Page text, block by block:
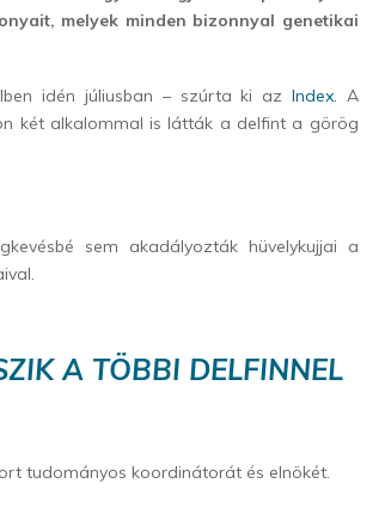
melyek minden bizonnyal genetikai
idén júliusban – szúrta ki az Index. A
két alkalommal is látták a delfint a görög
sem akadályozták hüvelykujjai a
A TÖBBI DELFINNEL
tudományos koordinátorát és elnökét.